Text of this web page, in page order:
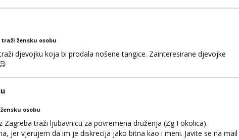
žensku osobu
djevojku koja bi prodala nošene tangice. Zainteresirane djevojke
osobu
Zagreba traži ljubavnicu za povremena druženja (Zg I okolica).
jer vjerujem da im je diskrecija jako bitna kao i meni. Javite se na mail